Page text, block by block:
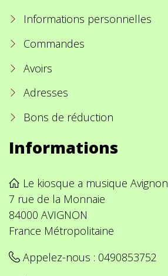
Informations personnelles
Commandes
Avoirs
Adresses
Bons de réduction
Informations
Le kiosque a musique Avignon
7 rue de la Monnaie
84000 AVIGNON
France Métropolitaine
Appelez-nous : 0490853752